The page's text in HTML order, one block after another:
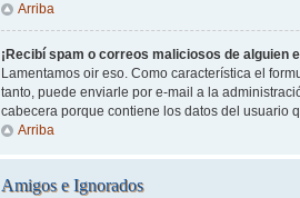
Arriba
¡Recibí spam o correos maliciosos de alguien
Lamentamos oir eso. Como característica el
tanto, puede enviarle por e-mail a la
cabecera porque contiene los datos del usuario
Arriba
Amigos e Ignorados